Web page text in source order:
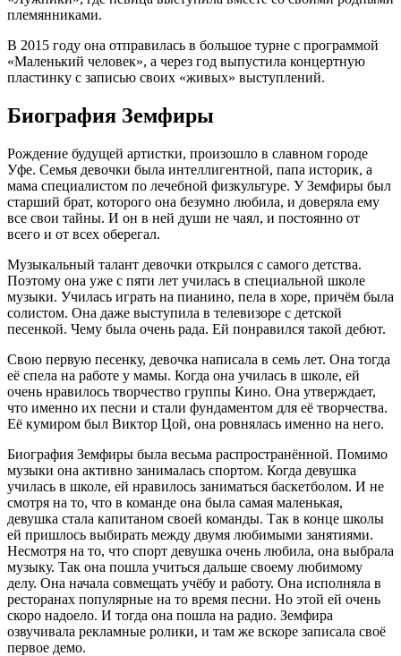
племянниками.
В 2015 году она отправилась в большое турне с программой
«Маленький человек», а через год выпустила концертную
пластинку с записью своих «живых» выступлений.
Биография Земфиры
Рождение будущей артистки, произошло в славном городе
Уфе. Семья девочки была интеллигентной, папа историк, а
мама специалистом по лечебной физкультуре. У Земфиры был
старший брат, которого она безумно любила, и доверяла ему
все свои тайны. И он в ней души не чаял, и постоянно от
всего и от всех оберегал.
Музыкальный талант девочки открылся с самого детства.
Поэтому она уже с пяти лет училась в специальной школе
музыки. Училась играть на пианино, пела в хоре, причём была
солистом. Она даже выступила в телевизоре с детской
песенкой. Чему была очень рада. Ей понравился такой дебют.
Свою первую песенку, девочка написала в семь лет. Она тогда
её спела на работе у мамы. Когда она училась в школе, ей
очень нравилось творчество группы Кино. Она утверждает,
что именно их песни и стали фундаментом для её творчества.
Её кумиром был Виктор Цой, она ровнялась именно на него.
Биография Земфиры была весьма распространённой. Помимо
музыки она активно занималась спортом. Когда девушка
училась в школе, ей нравилось заниматься баскетболом. И не
смотря на то, что в команде она была самая маленькая,
девушка стала капитаном своей команды. Так в конце школы
ей пришлось выбирать между двумя любимыми занятиями.
Несмотря на то, что спорт девушка очень любила, она выбрала
музыку. Так она пошла учиться дальше своему любимому
делу. Она начала совмещать учёбу и работу. Она исполняла в
ресторанах популярные на то время песни. Но этой ей очень
скоро надоело. И тогда она пошла на радио. Земфира
озвучивала рекламные ролики, и там же вскоре записала своё
первое демо.